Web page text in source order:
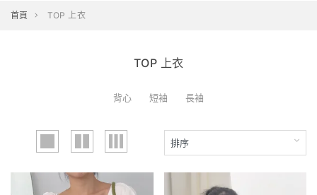
首頁 TOP 上衣
TOP 上衣
背心 短袖 長袖